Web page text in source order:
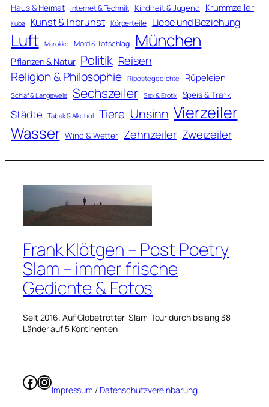
Haus & Heimat Internet & Technik Kindheit & Jugend Krummzeiler
Kuba Kunst & Inbrunst Körperteile Liebe und Beziehung
Luft Marokko Mord & Totschlag München
Pflanzen & Natur Politik Reisen
Religion & Philosophie Ripostegedichte Rüpeleien
Schlaf & Langeweile Sechszeiler Sex & Erotik Speis & Trank
Städte Tabak & Alkohol Tiere Unsinn Vierzeiler
Wasser Wind & Wetter Zehnzeiler Zweizeiler
Frank Klötgen – Post Poetry
Slam – immer frische
Gedichte & Fotos
Seit 2016. Auf Globetrotter-Slam-Tour durch bislang 38
Länder auf 5 Kontinenten
Facebook
Instagram
Impressum / Datenschutzvereinbarung